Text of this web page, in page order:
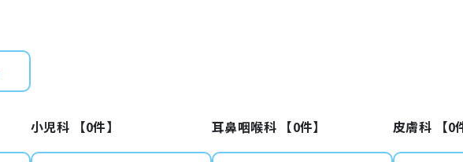
小児科 【0件】 耳鼻咽喉科 【0件】 皮膚科 【0